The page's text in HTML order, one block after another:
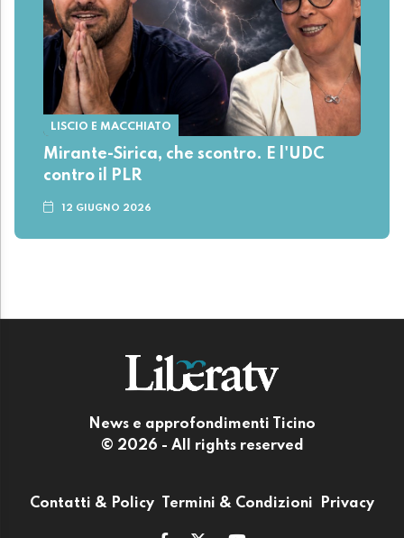
LISCIO E MACCHIATO
Mirante-Sirica, che scontro. E l'UDC
contro il PLR
12 GIUGNO 2026
News e approfondimenti Ticino
© 2026 - All rights reserved
Contatti & Policy Termini & Condizioni Privacy